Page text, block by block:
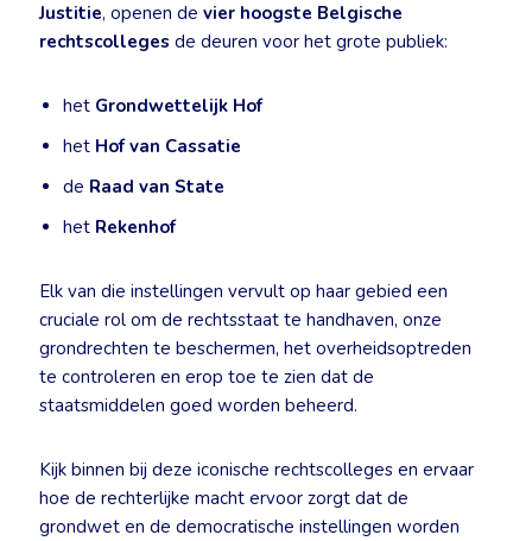
Justitie, openen de vier hoogste Belgische
rechtscolleges de deuren voor het grote publiek:
het Grondwettelijk Hof
het Hof van Cassatie
de Raad van State
het Rekenhof
Elk van die instellingen vervult op haar gebied een
cruciale rol om de rechtsstaat te handhaven, onze
grondrechten te beschermen, het overheidsoptreden
te controleren en erop toe te zien dat de
staatsmiddelen goed worden beheerd.
Kijk binnen bij deze iconische rechtscolleges en ervaar
hoe de rechterlijke macht ervoor zorgt dat de
grondwet en de democratische instellingen worden